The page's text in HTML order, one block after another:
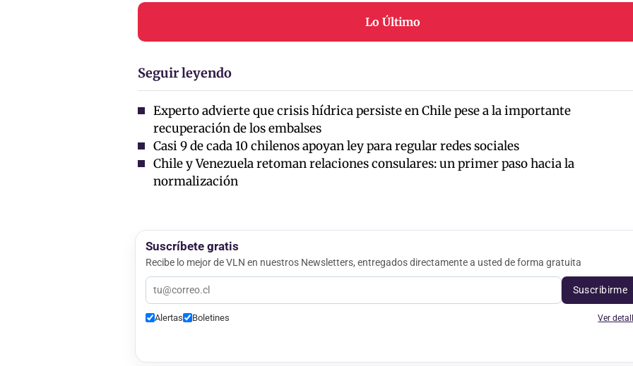
Lo Último
Seguir leyendo
Experto advierte que crisis hídrica persiste en Chile pese a la importante
recuperación de los embalses
Casi 9 de cada 10 chilenos apoyan ley para regular redes sociales
Chile y Venezuela retoman relaciones consulares: un primer paso hacia la
normalización
Suscríbete gratis
Recibe lo mejor de VLN en nuestros Newsletters, entregados directamente a usted de forma gratuita
Suscribirme
Alertas Boletines Ver